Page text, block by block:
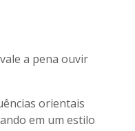
a pena ouvir
orientais
em um estilo